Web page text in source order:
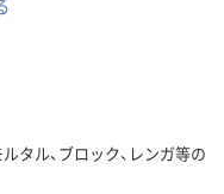
タル、ブロック、レンガ等の